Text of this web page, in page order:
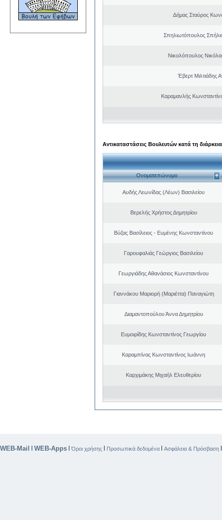
Δήμας Σταύρος
Σπηλιωτόπουλος
Νικολόπουλος
Έβερτ Μιλτιάδης
Καραμανλής
Αντικαταστάσεις Βουλευτών κατά τη
Ονοματεπώνυμο
Αυδής Λεωνίδας (Λέων) Βασιλείου
Βερελής Χρήστος Δημητρίου
Βύζας Βασίλειος - Ευμένης Κωνσταντίνου
Γαρουφαλιάς Γεώργιος Βασιλείου
Γεωργιάδης Αθανάσιος Κωνσταντίνου
Γιαννάκου Μαριορή (Μαριέττα) Παναγιώτη
Διαμαντοπούλου Άννα Δημητρίου
Ευμοιρίδης Κωνσταντίνος Γεωργίου
Καραμπίνας Κωνσταντίνος Ιωάννη
Καρχιμάκης Μιχαήλ Ελευθερίου
WEB-Mail | WEB-Apps |Όροι χρήσης | Προσωπικά δεδομένα | Ασφάλεια & Πρόσβαση